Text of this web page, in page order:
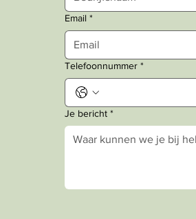
Email *
Telefoonnummer *
Je bericht *